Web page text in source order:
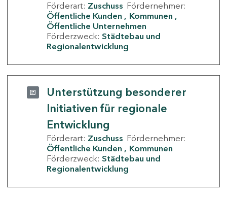
Förderart: Zuschuss Fördernehmer:
Öffentliche Kunden
Kommunen
Öffentliche Unternehmen
Förderzweck: Städtebau und
Regionalentwicklung
Unterstützung besonderer
Initiativen für regionale
Entwicklung
Förderart: Zuschuss Fördernehmer:
Öffentliche Kunden
Kommunen
Förderzweck: Städtebau und
Regionalentwicklung